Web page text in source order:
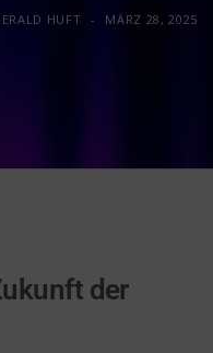
HUFT MÄRZ 28, 2025
der